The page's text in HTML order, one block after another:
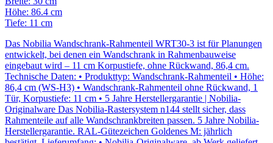
Höhe: 86.4 cm
Tiefe: 11 cm
Das Nobilia Wandschrank-Rahmenteil WRT30-3 ist für Planungen
entwickelt, bei denen ein Wandschrank in Rahmenbauweise
eingebaut wird – 11 cm Korpustiefe, ohne Rückwand, 86,4 cm.
Technische Daten: • Produkttyp: Wandschrank-Rahmenteil • Höhe:
86,4 cm (WS-H3) • Wandschrank-Rahmenteil ohne Rückwand, 1
Tür, Korpustiefe: 11 cm • 5 Jahre Herstellergarantie | Nobilia-
Originalware Das Nobilia-Rastersystem n144 stellt sicher, dass
Rahmenteile auf alle Wandschrankbreiten passen. 5 Jahre Nobilia-
Herstellergarantie. RAL-Gütezeichen Goldenes M: jährlich